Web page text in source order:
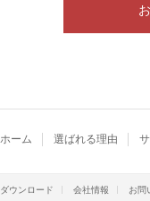
ホーム 選ばれる理由
ダウンロード 会社情報 お問